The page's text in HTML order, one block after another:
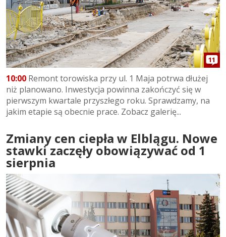
11
10:00 Remont torowiska przy ul. 1 Maja potrwa dłużej
niż planowano. Inwestycja powinna zakończyć się w
pierwszym kwartale przyszłego roku. Sprawdzamy, na
jakim etapie są obecnie prace. Zobacz galerię...
Zmiany cen ciepła w Elblągu. Nowe
stawki zaczęły obowiązywać od 1
sierpnia